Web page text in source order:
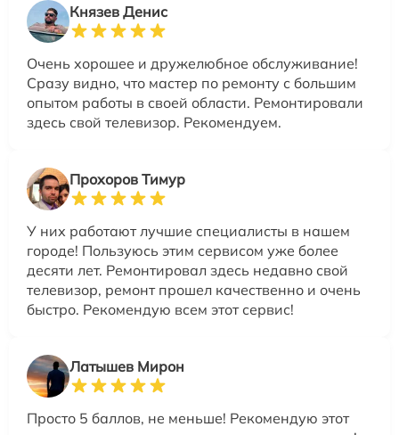
Князев Денис
Очень хорошее и дружелюбное обслуживание!
Сразу видно, что мастер по ремонту с большим
опытом работы в своей области. Ремонтировали
здесь свой телевизор. Рекомендуем.
Прохоров Тимур
У них работают лучшие специалисты в нашем
городе! Пользуюсь этим сервисом уже более
десяти лет. Ремонтировал здесь недавно свой
телевизор, ремонт прошел качественно и очень
быстро. Рекомендую всем этот сервис!
Латышев Мирон
Просто 5 баллов, не меньше! Рекомендую этот